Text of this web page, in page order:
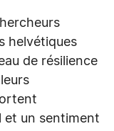
helvétiques
de résilience
et un sentiment